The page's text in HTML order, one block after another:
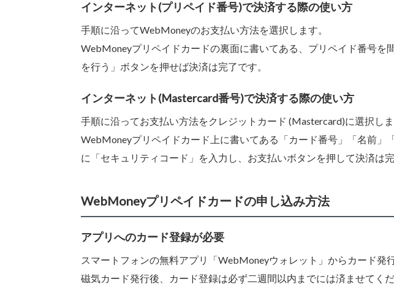
インターネット(プリペイド番号)で決済する際の使い方
手順に沿ってWebMoneyのお支払い方法を選択します。
WebMoneyプリペイドカードの裏面に書いてある、プリペイド番号を
を行う」ボタンを押せば決済は完了です。
インターネット(Mastercard番号)で決済する際の使い方
手順に沿ってお支払い方法をクレジットカード (Mastercard)に選択しま
WebMoneyプリペイドカード上に書いてある「カード番号」「名前」
に「セキュリティコード」を入力し、お支払いボタンを押して決済は完
WebMoneyプリペイドカードの申し込み方法
アプリへのカード登録が必要
スマートフォンの無料アプリ「WebMoneyウォレット」からカード発
磁気カード発行後、カード登録は必ず二週間以内までには済ませてく